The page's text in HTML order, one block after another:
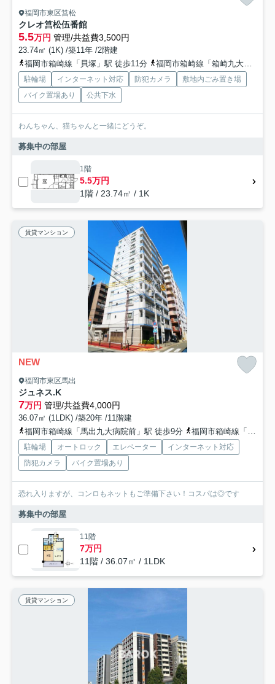
福岡市東区筥松
クレオ筥松伍番館
5.5万円 管理/共益費3,500円
23.74㎡ (1K) /築11年 /2階建
福岡市箱崎線「貝塚」駅 徒歩11分
福岡市箱崎線「箱崎九大前」駅 徒歩15分
駐輪場 インターネット対応 防犯カメラ
敷地内ごみ置き場
バイク置場あり
公共下水
わんちゃん、猫ちゃんと一緒にどうぞ。
募集中の部屋
1階
5.5万円
1階 / 23.74㎡ / 1K
賃貸マンション
NEW
福岡市東区馬出
ジュネス.K
7万円 管理/共益費4,000円
36.07㎡ (1LDK) /築20年 /11階建
福岡市箱崎線「馬出九大病院前」駅 徒歩9分
福岡市箱崎線「千代県庁口」駅 バス8分 西鉄バス「吉塚営業所」 停歩3分
駐輪場 オートロック エレベーター
インターネット対応
防犯カメラ
バイク置場あり
恐れ入りますが、コンロもネットもご準備下さい！コスパは◎です
募集中の部屋
11階
7万円
11階 / 36.07㎡ / 1LDK
賃貸マンション